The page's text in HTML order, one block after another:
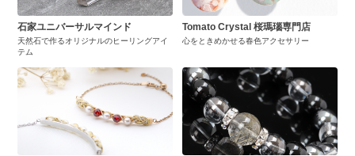
石家ユニバーサルマインド
天然石で作るオリジナルのヒーリングアイ
テム
Tomato Crystal 桜瑪瑙専門店
心をときめかせる春色アクセサリー